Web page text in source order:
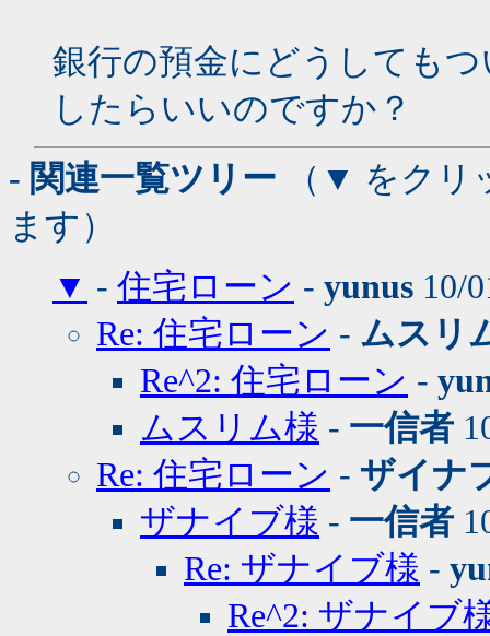
銀行の預金にどうしても
したらいいのですか？
- 関連一覧ツリー （▼ をクリ
ます）
▼ - 住宅ローン - yunus 10/
Re: 住宅ローン - ムスリ
Re^2: 住宅ローン -
ムスリム様 - 一信者
Re: 住宅ローン - ザイナ
ザナイブ様 - 一信者
Re: ザナイブ様 -
Re^2: ザナイブ